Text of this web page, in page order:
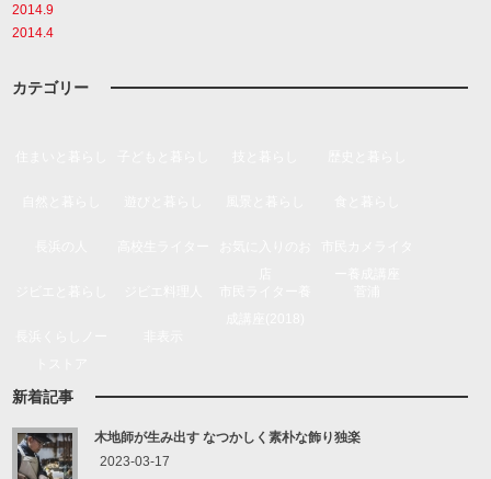
2014.9
2014.4
カテゴリー
新着記事
木地師が生み出す なつかしく素朴な飾り独楽
2023-03-17